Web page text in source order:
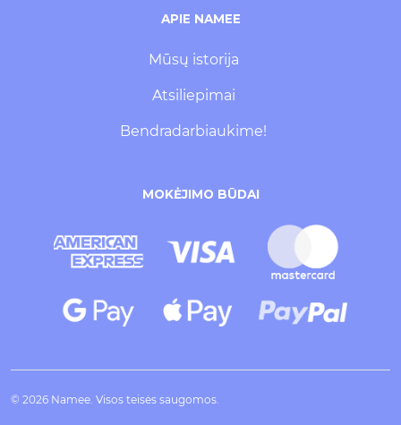
APIE NAMEE
Mūsų istorija
Atsiliepimai
Bendradarbiaukime!
MOKĖJIMO BŪDAI
© 2026 Namee. Visos teisės saugomos.